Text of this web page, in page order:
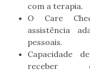
com a terapia.
O Care
assistência
pessoais.
Capacidade
receber